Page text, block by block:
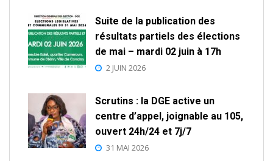
Suite de la publication des
résultats partiels des élections
de mai – mardi 02 juin à 17h
2 JUIN 2026
Scrutins : la DGE active un
centre d’appel, joignable au 105,
ouvert 24h/24 et 7j/7
31 MAI 2026